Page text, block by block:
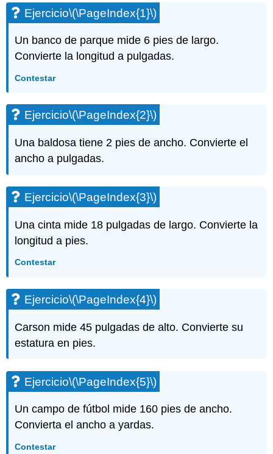
(\PageIndex{2}\)
Ejercicio\
Ejercicio\
(\PageIndex{4}\)
(\PageIndex{6}\)
Ejercicio\
(\PageIndex{7}\)
Ejercicio\
(\PageIndex{8}\)
(\PageIndex{9}\)
Ejercicio\
(\PageIndex{11}\)
(\PageIndex{13}\)
Ejercicio\
(\PageIndex{14}\)
Ejercicio\
(\PageIndex{15}\)
(\PageIndex{16}\)
Ejercicio\
(\PageIndex{17}\)
Ejercicio\
(\PageIndex{18}\)
Ejercicio\(\PageIndex{1}\)
Un banco de parque mide 6 pies de largo.
Convierte la longitud a pulgadas.
Contestar
Ejercicio\(\PageIndex{2}\)
Una baldosa tiene 2 pies de ancho. Convierte el
ancho a pulgadas.
Ejercicio\(\PageIndex{3}\)
Una cinta mide 18 pulgadas de largo. Convierte la
longitud a pies.
Contestar
Ejercicio\(\PageIndex{4}\)
Carson mide 45 pulgadas de alto. Convierte su
estatura en pies.
Ejercicio\(\PageIndex{5}\)
Un campo de fútbol mide 160 pies de ancho.
Convierta el ancho a yardas.
Contestar